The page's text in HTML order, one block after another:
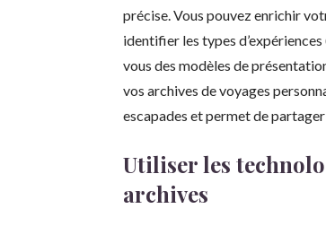
précise. Vous pouvez enrichir
identifier les types
vous des modèles de
vos archives de voyages
escapades et permet de
Utiliser les
archives